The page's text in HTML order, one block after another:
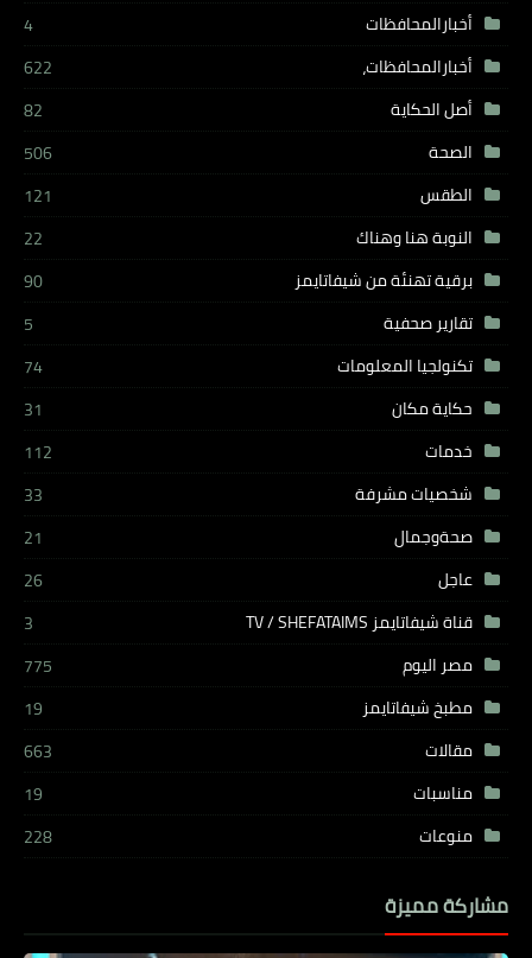
أخبارالمحافظات
4
أخبارالمحافظات،
622
أصل الحكاية
82
الصحة
506
الطقس
121
النوبة هنا وهناك
22
برقية تهنئة من شيفاتايمز
90
تقارير صحفية
5
تكنولجيا المعلومات
74
حكاية مكان
31
خدمات
112
شخصيات مشرفة
33
صحةوجمال
21
عاجل
26
قناة شيفاتايمز TV / SHEFATAIMS
3
مصر اليوم
775
مطبخ شيفاتايمز
19
مقالات
663
مناسبات
19
منوعات
228
مشاركة مميزة